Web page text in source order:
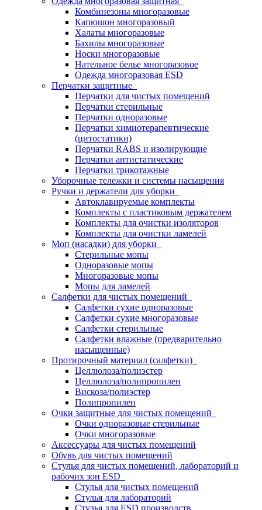
Комбинезоны многоразовые
Капюшон многоразовый
Халаты многоразовые
Бахилы многоразовые
Носки многоразовые
Нательное белье многоразовое
Одежда многоразовая ESD
Перчатки защитные
Перчатки для чистых помещений
Перчатки стерильные
Перчатки одноразовые
Перчатки химиотерапевтические
(цитостатики)
Перчатки RABS и изолирующие
Перчатки антистатические
Перчатки трикотажные
Уборочные тележки и системы насыщения
Ручки и держатели для уборки
Автоклавируемые комплекты
Комплекты с пластиковым держателем
Комплекты для очистки изоляторов
Комплекты для очистки ламелей
Моп (насадки) для уборки
Стерильные мопы
Одноразовые мопы
Многоразовые мопы
Мопы для ламелей
Салфетки для чистых помещений
Салфетки сухие одноразовые
Салфетки сухие многоразовые
Салфетки стерильные
Салфетки влажные (предварительно
насыщенные)
Протирочный материал (салфетки)
Целлюлоза/полиэстер
Целлюлоза/полипропилен
Вискоза/полиэстер
Полипропилен
Очки защитные для чистых помещений
Очки одноразовые стерильные
Очки многоразовые
Аксессуары для чистых помещений
Обувь для чистых помещений
Стулья для чистых помещений, лабораторий и
рабочих зон ESD
Стулья для чистых помещений
Стулья для лабораторий